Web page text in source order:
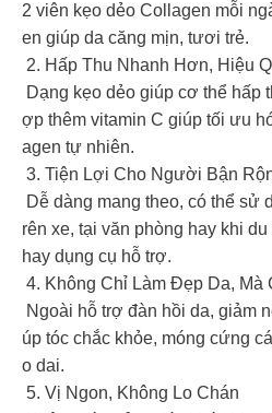
2 viên kẹo dẻo Collagen mỗi
en giúp da căng mịn, tươi trẻ.
2. Hấp Thu Nhanh Hơn, Hiệu
Dạng kẹo dẻo giúp cơ thể hấp
ợp thêm vitamin C giúp tối ưu
agen tự nhiên.
3. Tiện Lợi Cho Người Bận
Dễ dàng mang theo, có thể sử
rên xe, tại văn phòng hay khi
hay dụng cụ hỗ trợ.
4. Không Chỉ Làm Đẹp Da, Mà
Ngoài hỗ trợ đàn hồi da, giảm
úp tóc chắc khỏe, móng cứng
o dai.
5. Vị Ngon, Không Lo Chán